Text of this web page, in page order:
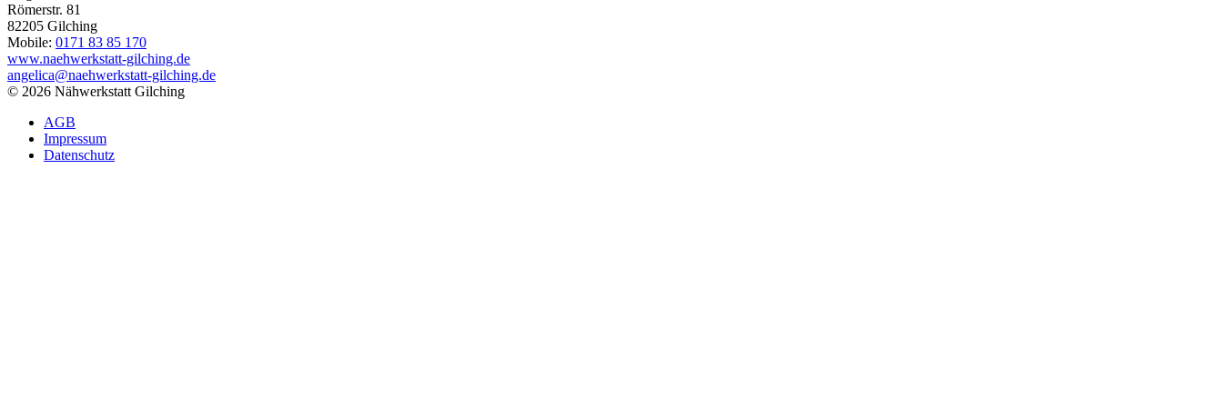
Römerstr. 81
82205 Gilching
Mobile: 0171 83 85 170
www.naehwerkstatt-gilching.de
angelica@naehwerkstatt-gilching.de
© 2026 Nähwerkstatt Gilching
AGB
Impressum
Datenschutz